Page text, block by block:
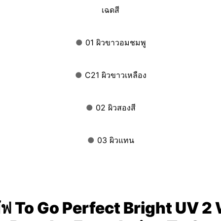
เฉดสี
● 01 ผิวขาวอมชมพู
● C21 ผิวขาวเหลือง
● 02 ผิวสองสี
● 03 ผิวแทน
To Go Perfect Bright UV 2